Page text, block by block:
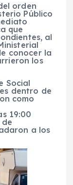
orden
Público
que
al
conocer la
los
Social
dentro de
como
19:00
a los